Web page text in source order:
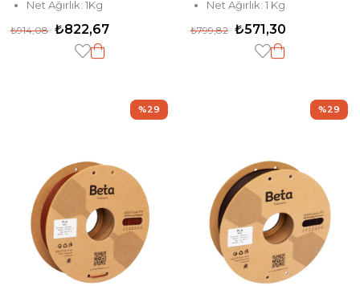
Net Ağırlık: 1Kg
₺822,67
₺914,08
Net Ağırlık: 1 Kg
₺571,30
₺799,82
%29 %29